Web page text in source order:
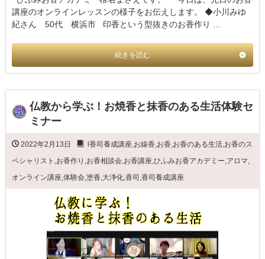
講座のオンラインレッスンの様子をお伝えします。 ◆小川みゆ
紀さん 50代 横浜市 印香という型抜きのお香作り …
続きを読む
仏教から学ぶ！お焼香と抹香のある生活体験セ
ミナー
2022年2月13日 l香司養成講座,お線香,お香,お香のある生活,お香のス
ペシャリスト ,お香作り ,お香相談会,お香講座,ひふみお香アカデミー,アロマ,
オンライン講座,体験会,塗香,大浄化,香司 ,香司養成講座